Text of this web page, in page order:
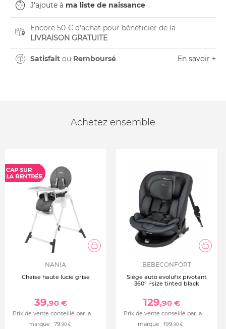
J'ajoute à ma liste de naissance
Encore 50 € d'achat pour bénéficier de la
LIVRAISON GRATUITE
Satisfait ou Remboursé En savoir +
Achetez ensemble
NANIA
Chaise haute lucie grise
39,90 €
Prix de vente conseillé par la
marque : 79,90 €
BEBECONFORT
Siège auto evolufix pivotant
360° i-size tinted black
129,90 €
Prix de vente conseillé par la
marque : 199,90 €